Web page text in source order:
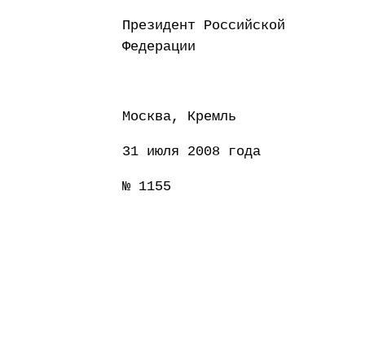
Президент Российской
Федерации
Москва, Кремль
31 июля 2008 года
№ 1155